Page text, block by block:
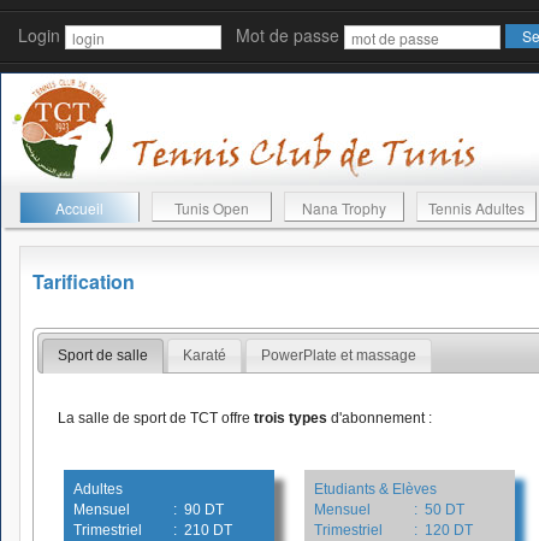
Login Mot de passe
Accueil Tunis Open Nana Trophy Tennis Adultes
Tarification
Sport de salle Karaté PowerPlate et massage
La salle de sport de TCT offre trois types d'abonnement :
Adultes
Mensuel
: 90 DT
Trimestriel
: 210 DT
Etudiants & Elèves
Mensuel
: 50 DT
Trimestriel
: 120 DT